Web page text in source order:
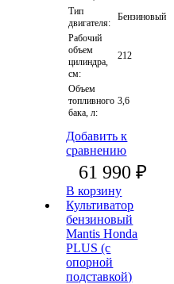
Тип
двигателя:
Бензиновый
Рабочий
объем
цилиндра,
см:
212
Объем
топливного
бака, л:
3,6
Добавить к
сравнению
61 990 ₽
В корзину
Культиватор
бензиновый
Mantis Honda
PLUS (с
опорной
подставкой)